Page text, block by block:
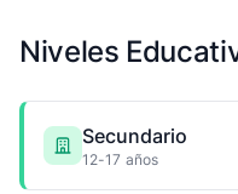
Niveles
Secundario
12-17 años